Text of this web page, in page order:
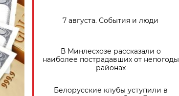
7 августа. События и люди
В Минлесхозе рассказали о
наиболее пострадавших от непогоды
районах
Белорусские клубы уступили в